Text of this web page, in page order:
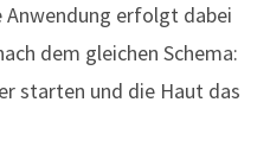
Anwendung erfolgt dabei
dem gleichen Schema:
starten und die Haut das